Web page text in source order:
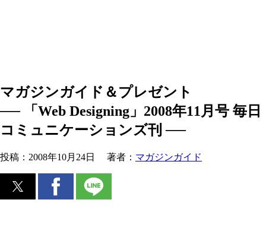
マガジンガイド＆プレゼント
── 「Web Designing」2008年11月号 毎日
コミュニケーションズ刊 ──
投稿： 2008年10月24日 著者： マガジンガイド